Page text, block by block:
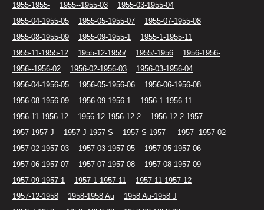
1955-1955-
1955--1955-03
1955-03-1955-04
1955-04-1955-05
1955-05-1955-07
1955-07-1955-08
1955-08-1955-09
1955-09-1955-1
1955-1-1955-11
1955-11-1955-12
1955-12-1955/ 1955/-1956
1956-1956-
1956--1956-02
1956-02-1956-03
1956-03-1956-04
1956-04-1956-05
1956-05-1956-06
1956-06-1956-08
1956-08-1956-09
1956-09-1956-1
1956-1-1956-11
1956-11-1956-12
1956-12-1956-12-2
1956-12-2-1957
1957-1957 J
1957 J-1957 S 1957 S-1957-
1957--1957-02
1957-02-1957-03
1957-03-1957-05
1957-05-1957-06
1957-06-1957-07
1957-07-1957-08
1957-08-1957-09
1957-09-1957-1
1957-1-1957-11
1957-11-1957-12
1957-12-1958
1958-1958 Au
1958 Au-1958 J